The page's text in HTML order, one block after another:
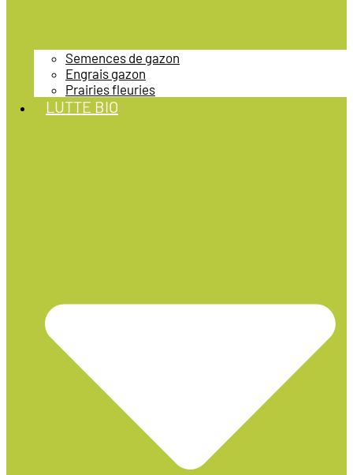
Semences de gazon
Engrais gazon
Prairies fleuries
LUTTE BIO